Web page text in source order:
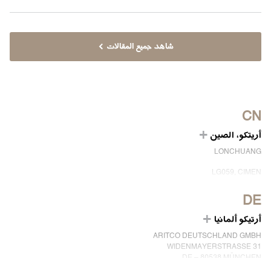
شاهد جميع المقالات
CN
أريتكو، الصين
LONCHUANG
LG059, CIMEN
SHANGHAI, CHINA
INFO.CHINA@ARITCO.COM
الهاتف: +86 400 6233 121
ابق على تواصل معنا
DE
أرتيكو ألمانيا
ARITCO DEUTSCHLAND GMBH
WIDENMAYERSTRASSE 31